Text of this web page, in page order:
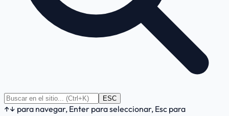
ESC
↑↓ para navegar, Enter para seleccionar, Esc para